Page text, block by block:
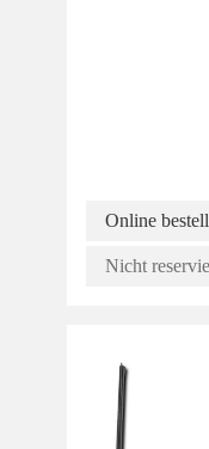
Online
Nicht